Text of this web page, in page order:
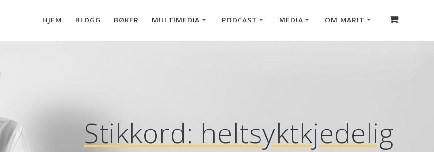
HJEM BLOGG BØKER MULTIMEDIA PODCAST MEDIA OM MARIT
Stikkord: heltsyktkjedelig